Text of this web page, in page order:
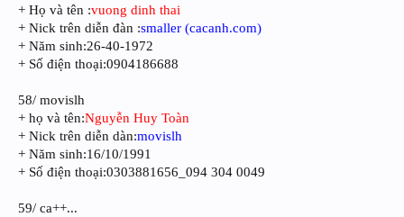
+ Họ và tên :vuong dinh thai
+ Nick trên diễn đàn :smaller (cacanh.com)
+ Năm sinh:26-40-1972
+ Số điện thoại:0904186688
58/ movislh
+ họ và tên:Nguyễn Huy Toàn
+ Nick trên diễn dàn:movislh
+ Năm sinh:16/10/1991
+ Số điện thoại:0303881656_094 304 0049
59/ ca++...